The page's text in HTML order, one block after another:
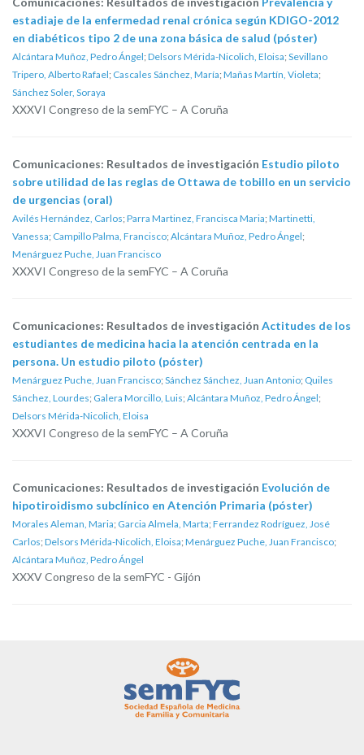
estadiaje de la enfermedad renal crónica según KDIGO-2012
en diabéticos tipo 2 de una zona básica de salud (póster)
Alcántara Muñoz, Pedro Ángel; Delsors Mérida-Nicolich, Eloisa; Sevillano
Tripero, Alberto Rafael; Cascales Sánchez, María; Mañas Martín, Violeta;
Sánchez Soler, Soraya
XXXVI Congreso de la semFYC – A Coruña
Comunicaciones: Resultados de investigación Estudio piloto
sobre utilidad de las reglas de Ottawa de tobillo en un servicio
de urgencias (oral)
Avilés Hernández, Carlos; Parra Martinez, Francisca Maria; Martinetti,
Vanessa; Campillo Palma, Francisco; Alcántara Muñoz, Pedro Ángel;
Menárguez Puche, Juan Francisco
XXXVI Congreso de la semFYC – A Coruña
Comunicaciones: Resultados de investigación Actitudes de los
estudiantes de medicina hacia la atención centrada en la
persona. Un estudio piloto (póster)
Menárguez Puche, Juan Francisco; Sánchez Sánchez, Juan Antonio; Quiles
Sánchez, Lourdes; Galera Morcillo, Luis; Alcántara Muñoz, Pedro Ángel;
Delsors Mérida-Nicolich, Eloisa
XXXVI Congreso de la semFYC – A Coruña
Comunicaciones: Resultados de investigación Evolución de
hipotiroidismo subclínico en Atención Primaria (póster)
Morales Aleman, Maria; Garcia Almela, Marta; Ferrandez Rodríguez, José
Carlos; Delsors Mérida-Nicolich, Eloisa; Menárguez Puche, Juan Francisco;
Alcántara Muñoz, Pedro Ángel
XXXV Congreso de la semFYC - Gijón